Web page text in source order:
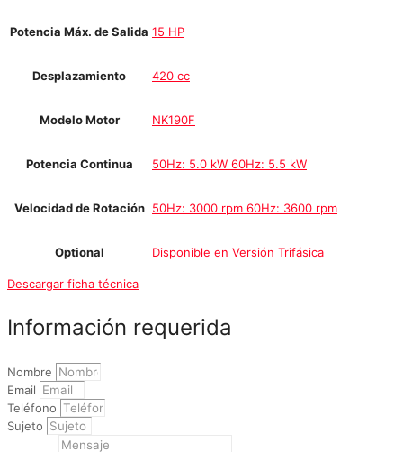
Potencia Máx. de Salida 15 HP
Desplazamiento 420 cc
Modelo Motor NK190F
Potencia Continua 50Hz: 5.0 kW 60Hz: 5.5 kW
Velocidad de Rotación 50Hz: 3000 rpm 60Hz: 3600 rpm
Optional Disponible en Versión Trifásica
Descargar ficha técnica
Información requerida
Nombre
Email
Teléfono
Sujeto